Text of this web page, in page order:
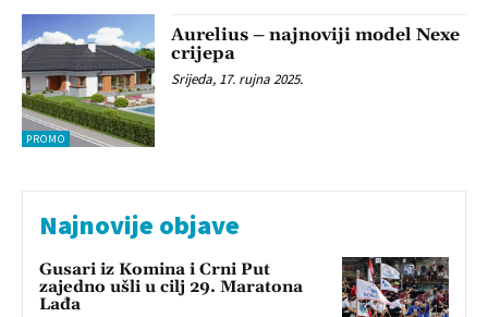
PROMO
Aurelius – najnoviji model Nexe
crijepa
Srijeda, 17. rujna 2025.
Najnovije objave
Gusari iz Komina i Crni Put
zajedno ušli u cilj 29. Maratona
Lađa